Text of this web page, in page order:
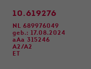
10.619276
NL 689976049
geb.: 17.08.2024
aAa 315246
A2/A2
ET
funktioniert.
Name